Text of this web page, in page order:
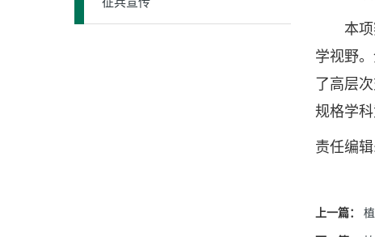
本项赛
学视野
了高层
规格学科
责任编
上一篇：